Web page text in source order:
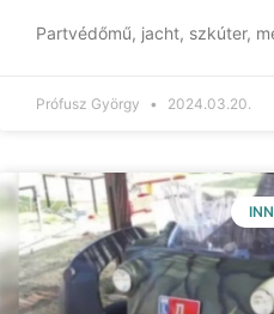
Partvédőmű, jacht, szkúter,
Prófusz György 2024.03.20.